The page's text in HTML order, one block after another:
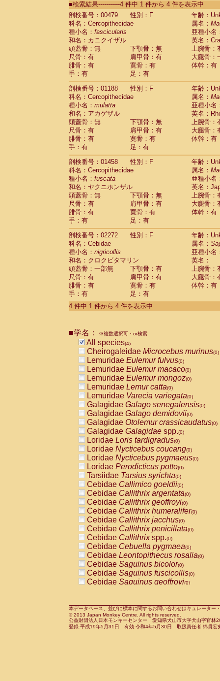
CebidaeSaguinus labiatus(0)
Cebidae Saguinus leucopus (0)
CebidaeSaguinus midas
CebidaeSaguinus mystax
CebidaeSaguinus nigricollis (1)
Cebidae Saguinus oedipus
Cebidae Saguinus weddelli
Cebidae Saguinusspp.
Cebidae Aotus trivirgatus
Cebidae Cebus albifrons
CebidaeCebus apella
Cebidae
CebidaeCebus nigrivittatus
Cebidae Cebusspp.(0)
Cebidae Saimiri boliviensis
Cebidae Saimiri sciureus
Atelidae Alouatta caraya
AtelidaeAlouatta fusca
AtelidaeAlouatta seniculus
AtelidaeAlouatta
Atelidae Ateles belzebuth
Atelidae Ateles geoffroyi
Atelidae Ateles paniscus
Atelidae Atelesspp.
Atelidae Lagothrix lagothricha
AtelidaeLagothrix lagothricha cana(0)
Pitheciidae
Cacajao calvus
Pitheciidae
Callicebus cupreus(0)
Pitheciidae Callicebus donacophilus(0)
PitheciidaeCallicebus moloch(0)
Pitheciidae Callicebus torquatus(0)
Pitheciidae Callicebus
Pitheciidae Chiropotes satanas
Pitheciidae Pithecia monachus
PitheciidaePithecia pithecia
CercopithecidaeCercocebus
Cercopithecidae
CercopithecidaeCercocebus
CercopithecidaeCercocebus
CercopithecidaeCercocebusspp.
CercopithecidaeLophocebus
CercopithecidaePapio anubis
CercopithecidaePapio cynocephalus
CercopithecidaePapio hamadryas
CercopithecidaePapio papio(0)
CercopithecidaePapiospp.(0)
CercopithecidaeMandrillus
CercopithecidaeMandrillus sphinx
CercopithecidaeTheropithecus
CercopithecidaeMacaca arctoides
CercopithecidaeMacaca assamensis
Cercopithecidae Macaca
CercopithecidaeMacaca cyclopis
CercopithecidaeMacaca fascicularis
CercopithecidaeMacaca fuscaca
CercopithecidaeMacaca fuscata
CercopithecidaeMacaca fuscata
CercopithecidaeMacaca maura
CercopithecidaeMacaca mulatta
CercopithecidaeMacaca nemestrina
CercopithecidaeMacaca nigra(0)
CercopithecidaeMacaca radiata
CercopithecidaeMacaca silenus
CercopithecidaeMacaca sinica
CercopithecidaeMacaca tonkeana(0)
CercopithecidaeMacacahybrid(0)
CercopithecidaeMacaca spp.(0)
■検索結果-----------4 件中 1 件から 4 件を表示中
剖検番号：00479
性別：F
年齢：
科名：Cercopithecidae
属名：
種小名： fascicularis
亜種小名
和名：カニクイザル
英名：
頭蓋骨：無
下顎骨：無
上腕骨：
尺骨：有
肩甲骨：有
大腿骨：
腓骨：有
寛骨：有
体幹：有
手：有
足：有
剖検番号：01188
性別：F
年齢：
科名：Cercopithecidae
属名：
種小名： mulatta
亜種小名
和名：アカゲザル
英名：
頭蓋骨：無
下顎骨：無
上腕骨：
尺骨：有
肩甲骨：有
大腿骨：
腓骨：有
寛骨：有
体幹：有
手：有
足：有
剖検番号：01458
性別：F
年齢：
科名：Cercopithecidae
属名：
種小名： fuscata
亜種小名
和名：ヤクニホンザル
英名：
頭蓋骨：無
下顎骨：無
上腕骨：
尺骨：有
肩甲骨：有
大腿骨：
腓骨：有
寛骨：有
体幹：有
手：有
足：有
剖検番号：02272
性別：F
年齢：
科名：Cebidae
属名：
種小名： nigricollis
亜種小名
和名：クロクビタマリン
英名：
頭蓋骨：一部無
下顎骨：有
上腕骨：
尺骨：有
肩甲骨：有
大腿骨：
腓骨：有
寛骨：有
体幹：有
手：有
足：有
4 件中 1 件から 4 件を表示中
■学名： ※複数選択可・or検索
All species(4)
Cheirogaleidae Microcebus murinus(0)
Lemuridae Eulemur fulvus(0)
Lemuridae Eulemur macaco(0)
Lemuridae Eulemur mongoz(0)
Lemuridae Lemur catta(0)
Lemuridae Varecia variegata(0)
Galagidae Galago senegalensis(0)
Galagidae Galago demidovii(0)
Galagidae Otolemur crassicaudatus(0)
Galagidae Galagidae spp.(0)
Loridae Loris tardigradus(0)
Loridae Nycticebus coucang(0)
Loridae Nycticebus pygmaeus(0)
Loridae Perodicticus potto(0)
Tarsiidae Tarsius syrichta(0)
Cebidae Callimico goeldii(0)
Cebidae Callithrix argentata(0)
Cebidae Callithrix geoffroyi(0)
Cebidae Callithrix humeralifer(0)
Cebidae Callithrix jacchus(0)
Cebidae Callithrix penicillata(0)
Cebidae Callithrixspp.(0)
Cebidae Cebuella pygmaea(0)
Cebidae Leontopithecus rosalia(0)
Cebidae Saguinus bicolor(0)
Cebidae Saguinus fuscicollis(0)
Cebidae Saguinus geoffroyi(0)
CebidaeSaguinus leucopus(0)
CebidaeSaguinus midas(0)
Cebidae Saguinus mystax(0)
本データベース、並びに標本に関するお問い合わせはキュレータ
© 2013 Japan Monkey Centre. All rights reserved.
公益財団法人日本モンキーセンター 愛知県犬山市大字犬山字官
登録:平成19年5月31日 有効:令和4年5月30日 取扱責任者:綿貫宏